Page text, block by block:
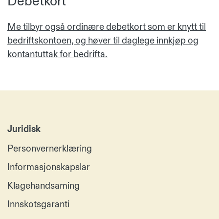
Me tilbyr også ordinære debetkort som er knytt til
bedriftskontoen, og høver til daglege innkjøp og
kontantuttak for bedrifta.
Juridisk
Personvernerklæring
Informasjonskapslar
Klagehandsaming
Innskotsgaranti